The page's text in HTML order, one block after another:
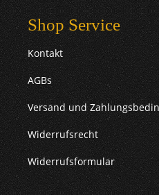
Shop Service
Kontakt
AGBs
Versand und
Widerrufsrecht
Widerrufsformular